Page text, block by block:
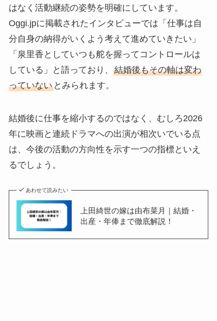
はなく活動継続の姿勢を明確にしています。
Oggi.jpに掲載されたインタビューでは「仕事は自
分自身の納得がいくよう考えて進めていきたい」
「泉里香としていつも舵を握ってコントロールは
している」と語っており、 結婚後もその軸は変わ
っていないとみられます。
結婚後に仕事を縮小するのではなく、むしろ2026
年に映画と連続ドラマへの出演が相次いでいる点
は、今後の活動の方向性を示す一つの指標といえ
るでしょう。
あわせて読みたい
上田綺世の嫁は由布菜月｜結婚・
出産・年俸まで徹底解説！